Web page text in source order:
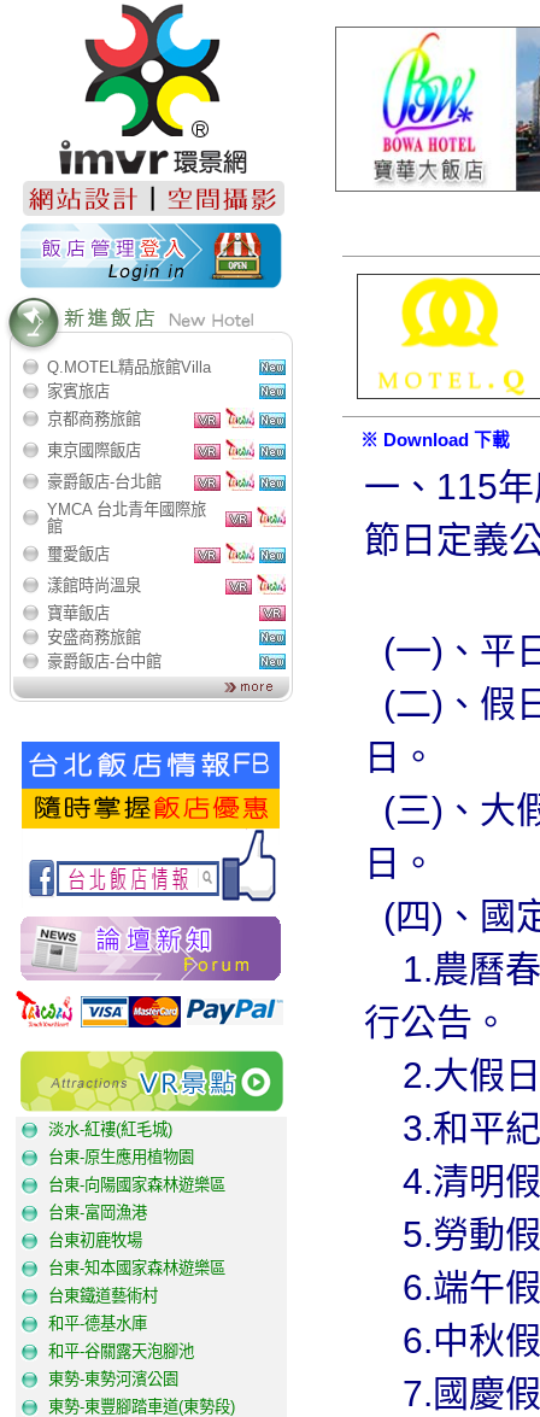
Q.MOTEL精品旅館Villa
家賓旅店
京都商務旅館
東京國際飯店
豪爵飯店-台北館
YMCA 台北青年國際旅
館
璽愛飯店
漾館時尚溫泉
寶華飯店
安盛商務旅館
豪爵飯店-台中館
淡水-紅褸(紅毛城)
台東-原生應用植物園
台東-向陽國家森林遊樂區
台東-富岡漁港
台東初鹿牧場
台東-知本國家森林遊樂區
台東鐵道藝術村
和平-德基水庫
和平-谷關露天泡腳池
東勢-東勢河濱公園
東勢-東豐腳踏車道(東勢段)
※ Download 下載
一、115
節日定義
(一)、平
(二)、假
日。
(三)、大
日。
(四)、國
1.農曆春
行公告。
2.大假日
3.和平紀
4.清明假
5.勞動假
6.端午假
6.中秋假
7.國慶假